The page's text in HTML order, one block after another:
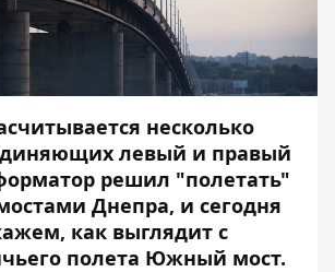
несколько
левый и правый
решил "полетать"
Днепра, и сегодня
как выглядит с
полета Южный мост.